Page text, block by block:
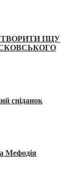
ПЦУ
сніданок
Мефодія